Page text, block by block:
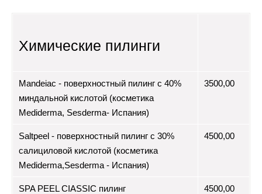
Химические пилинги
Mandeiac - поверхностный пилинг с 40%
миндальной кислотой (косметика
Mediderma, Sesderma- Испания)
3500,00
Saltpeel - поверхностный пилинг с 30%
салициловой кислотой (косметика
Mediderma,Sesderma - Испания)
4500,00
SPA PEEL CIASSIC пилинг 4500,00